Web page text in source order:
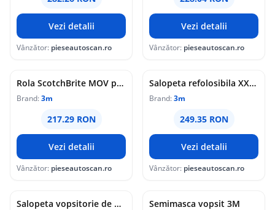
Vezi detalii
Vânzător: pieseautoscan.ro
Vezi detalii
Vânzător: pieseautoscan.ro
Rola ScotchBrite MOV predecup., 35 buc rola 3M
Brand:3m
217.29 RON
Vezi detalii
Vânzător: pieseautoscan.ro
Salopeta refolosibila XXL 3M
Brand:3m
249.35 RON
Vezi detalii
Vânzător: pieseautoscan.ro
Salopeta vopsitorie de unica folosinta M 3M Semimasca vopsit 3M